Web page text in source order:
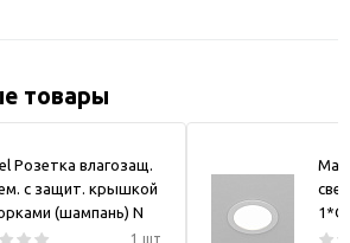
товары
Розетка влагозащ.
с защит. крышкой
(шампань) N
1 шт